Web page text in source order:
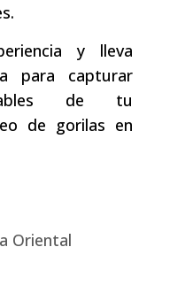
y lleva
para capturar
de tu
de gorilas en
Oriental